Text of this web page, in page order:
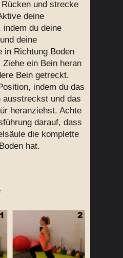
und strecke
deine
indem du deine
deine
in Richtung Boden
Ziehe ein Bein heran
Bein getreckt.
indem du das
ausstreckst und das
heranziehst. Achte
darauf, dass
die komplette
hat.